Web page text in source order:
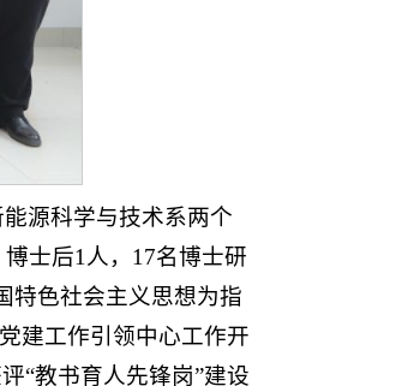
源科学与技术系两个
士后1人，17名博士研
特色社会主义思想为指
建工作引领中心工作开
“教书育人先锋岗”建设